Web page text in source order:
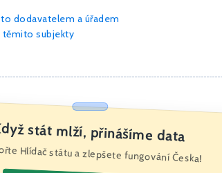
dodavatelem a úřadem
těmito subjekty
stát mlží, přinášíme data
Hlídač státu a zlepšete fungování Česka!